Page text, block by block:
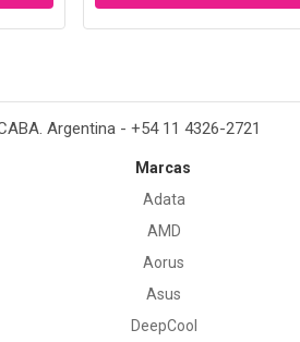
Argentina - +54 11 4326-2721
Marcas
Adata
AMD
Aorus
Asus
DeepCool